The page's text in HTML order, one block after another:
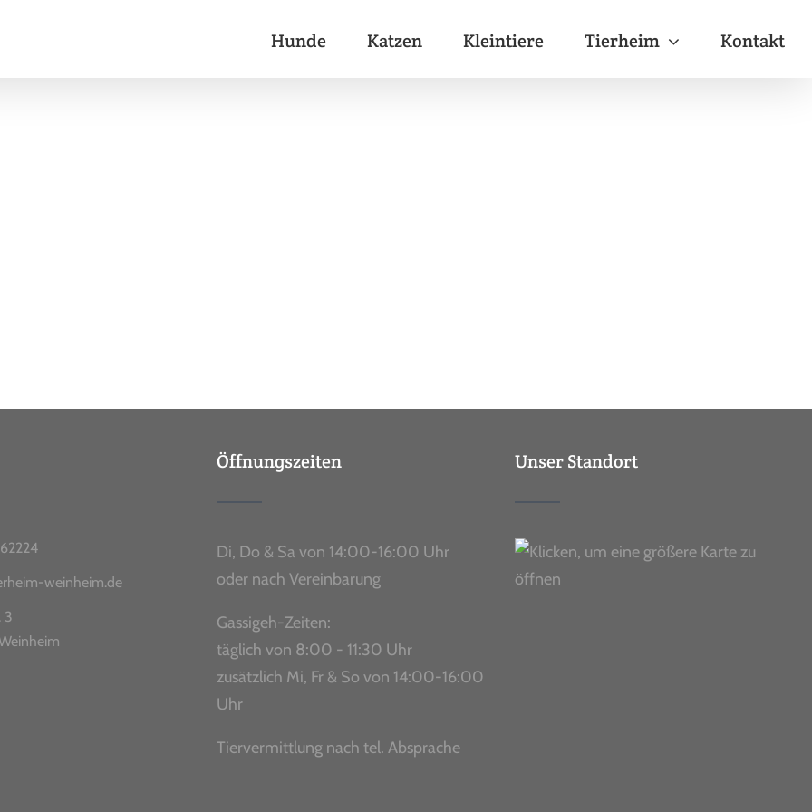
Hunde Katzen Kleintiere Tierheim Kontakt
weinheim.de
3
Öffnungszeiten
Di, Do & Sa von 14:00-16:00 Uhr
oder nach Vereinbarung
Gassigeh-Zeiten:
täglich von 8:00 - 11:30 Uhr
zusätzlich Mi, Fr & So von 14:00-16:00
Uhr
Tiervermittlung nach tel. Absprache
Unser Standort